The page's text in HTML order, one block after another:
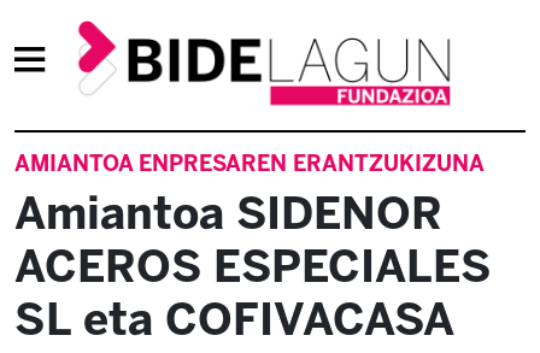
AMIANTOA ENPRESAREN ERANTZUKIZUNA
Amiantoa SIDENOR
ACEROS ESPECIALES
SL eta COFIVACASA